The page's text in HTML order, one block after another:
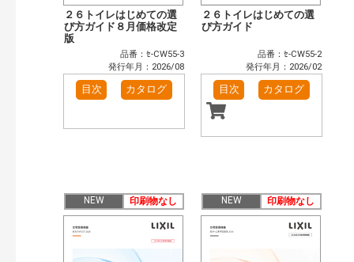
窓・シャッター（102）
玄関ドア・引戸（39）
インテリア建材（48）
エクステリア（105）
タイル建材（37）
浴室（49）
洗面化粧室（31）
トイレ（61）
水栓金具（46）
開始年:
２６トイレはじめての選
び方ガイド８月価格改定
版
品番：ｾ-CW55-3
発行年月：2026/08
目次 カタログ
２６トイレはじめての選
び方ガイド
品番：ｾ-CW55-2
発行年月：2026/02
目次 カタログ
NEW 印刷物なし NEW 印刷物なし